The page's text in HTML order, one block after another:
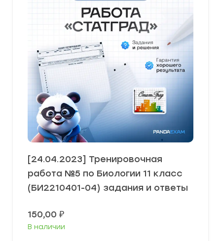
[24.04.2023] Тренировочная
работа №5 по Биологии 11 класс
(БИ2210401-04) задания и ответы
150,00 ₽
В наличии